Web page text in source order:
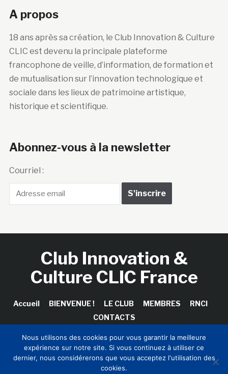
A propos
18 ans après sa création, le Club Innovation & Culture
CLIC est devenu la principale plateforme
francophone de veille, d’information, de formation et
de mutualisation sur l’innovation technologique et
sociale dans les lieux de patrimoine artistique,
historique et scientifique.
Abonnez-vous à la newsletter
Courriel :
Club Innovation &
Culture CLIC France
Accueil BIENVENUE ! LE CLUB MEMBRES
RNCI
CONTACTS
Copyright © 2026 Club Innovation & Culture CLIC France /
Nous utilisons des cookies pour vous garantir la meilleure
expérience sur notre site. Si vous continuez à utiliser ce
dernier, nous considérerons que vous acceptez l'utilisation des
cookies.